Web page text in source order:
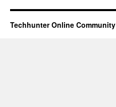
Techhunter Online Community